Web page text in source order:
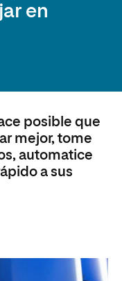
en
posible que
mejor, tome
automatice
a sus